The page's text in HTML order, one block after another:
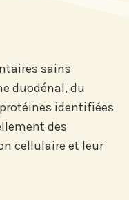
sains
duodénal, du
identifiées
des
cellulaire et leur
actualités,
de